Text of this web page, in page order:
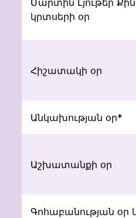
կրտսերի օր
Հիշատակի օր
Անկախության օր*
Աշխատանքի օր
Գոհաբանության օր